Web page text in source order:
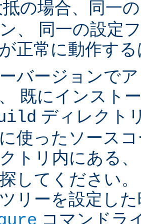
の場合、同一
、 同一の設定
正常に動作す
バージョンで
既にインスト
ディレクト
使ったソース
トリ内にある
してください
リーを設定し
コマンドラ